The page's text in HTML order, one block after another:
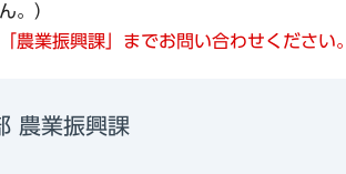
。）
農業振興課」までお問い合わせください。
農業振興課